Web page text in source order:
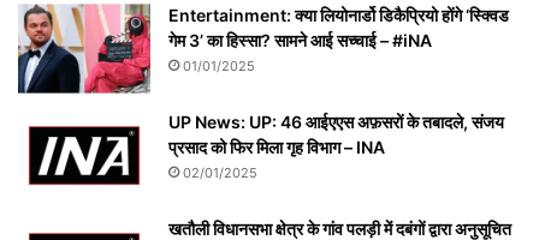
Entertainment: क्या लियोनार्डो डिकैप्रियो होंगे ‘स्क्विड
गेम 3’ का हिस्सा? सामने आई सच्चाई – #iNA
01/01/2025
UP News: UP: 46 आईएएस अफ़सरों के तबादले, संजय
प्रसाद को फिर मिला गृह विभाग – INA
02/01/2025
खतौली विधानसभा क्षेत्र के गांव पलड़ी में दबंगों द्वारा अनुसूचित